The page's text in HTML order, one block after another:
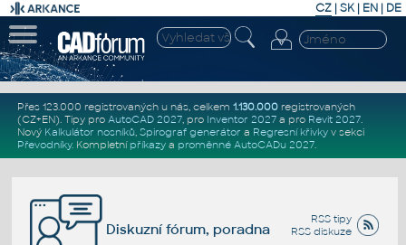
CZ | SK| EN | DE
Přes 123.000 registrovaných u nás, celkem 1.130.000registrovaných
(CZ+EN). Tipy pro AutoCAD 2027, pro Inventor 2027a pro Revit 2027.
Nový Kalkulátor nosníků, Spirograf generátor a Regresní křivkyv sekci
Převodníky. Kompletní příkazya proměnné AutoCADu 2027.
RSS tipy
RSS diskuze
Diskuzní fórum, poradna